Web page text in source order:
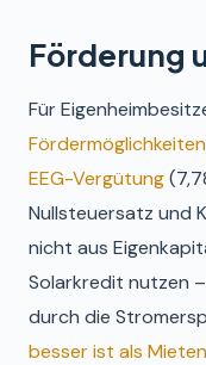
Förderung
Für
Fördermöglichkeiten
EEG-Vergütung
Nullsteuersatz und
nicht aus
Solarkredit nutzen
durch die
besser ist als